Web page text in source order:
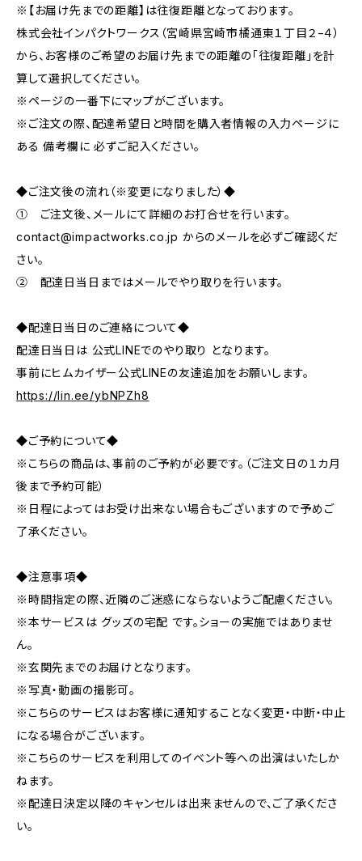
※【お届け先までの距離】は往復距離となっております。
株式会社インパクトワークス（宮崎県宮崎市橘通東１丁目２−４）
から、お客様のご希望のお届け先までの距離の「往復距離」を計
算して選択してください。
※ページの一番下にマップがございます。
※ご注文の際、配達希望日と時間を購入者情報の入力ページに
ある 備考欄に 必ずご記入ください。
◆ご注文後の流れ（※変更になりました）◆
① ご注文後、メールにて詳細のお打合せを行います。
contact@impactworks.co.jp からのメールを必ずご確認くだ
さい。
② 配達日当日まではメールでやり取りを行います。
◆配達日当日のご連絡について◆
配達日当日は 公式LINEでのやり取り となります。
事前にヒムカイザー公式LINEの友達追加をお願いします。
https://lin.ee/ybNPZh8
◆ご予約について◆
※こちらの商品は、事前のご予約が必要です。（ご注文日の１カ月
後まで予約可能）
※日程によってはお受け出来ない場合もございますので予めご
了承ください。
◆注意事項◆
※時間指定の際、近隣のご迷惑にならないようご配慮ください。
※本サービスは グッズの宅配 です。ショーの実施ではありませ
ん。
※玄関先までのお届けとなります。
※写真・動画の撮影可。
※こちらのサービスはお客様に通知することなく変更・中断・中止
になる場合がございます。
※こちらのサービスを利用してのイベント等への出演はいたしか
ねます。
※配達日決定以降のキャンセルは出来ませんので、ご了承くださ
い。